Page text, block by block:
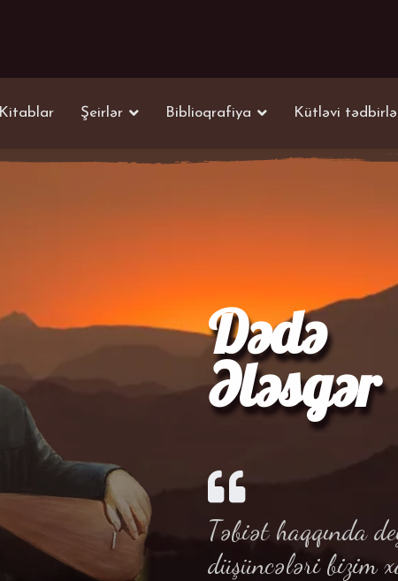
Kitablar Şeirlər Biblioqrafiya Kütləvi
Dədə
Ələsgər
Təbiət haqqında
düşüncələri bizim